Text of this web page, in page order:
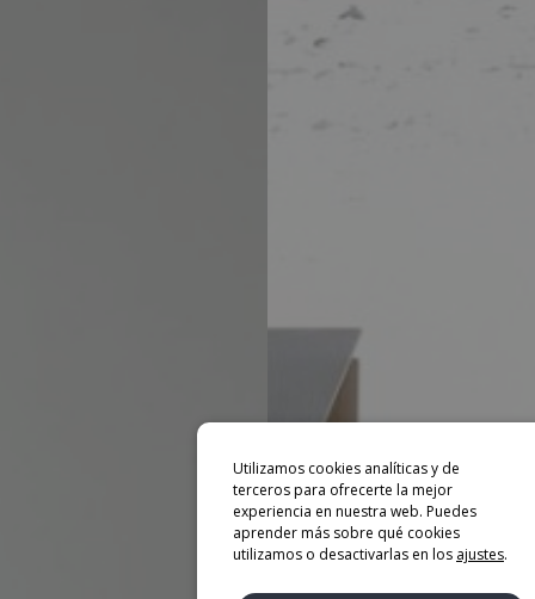
Utilizamos cookies analíticas y de
terceros para ofrecerte la mejor
experiencia en nuestra web. Puedes
aprender más sobre qué cookies
utilizamos o desactivarlas en los ajustes.